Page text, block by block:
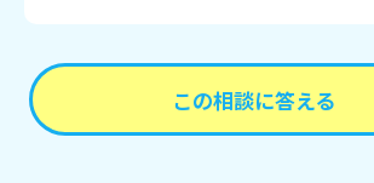
この相談に答える